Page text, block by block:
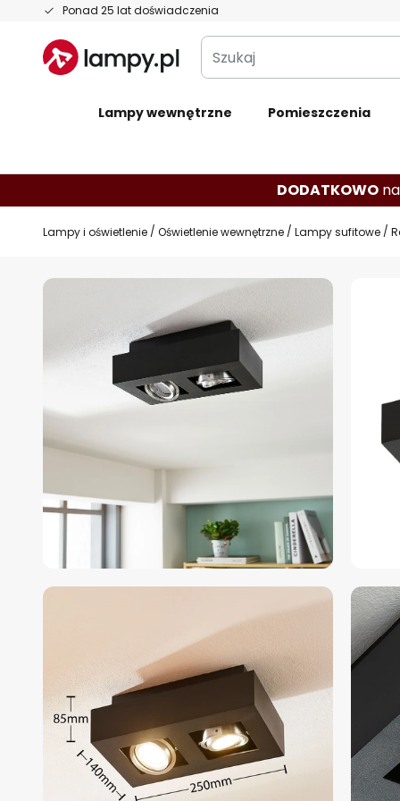
Ponad 25 lat doświadczenia
Przejdź
treści
Szukaj
Lampy wewnętrzne Pomieszczenia
DODATKOWO
Lampy i oświetlenie Oświetlenie wewnętrzne Lampy sufitowe
Przejdź
galerii